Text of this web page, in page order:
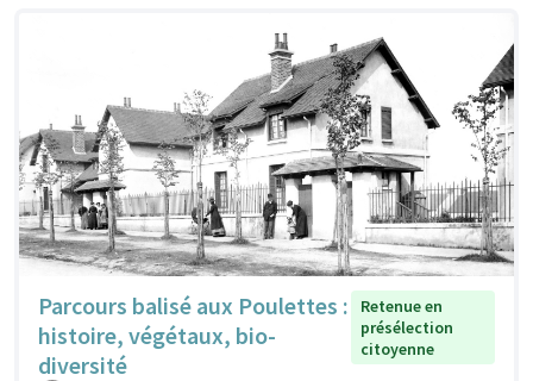
Parcours balisé aux Poulettes :
histoire, végétaux, bio-
diversité
Retenue en
présélection
citoyenne